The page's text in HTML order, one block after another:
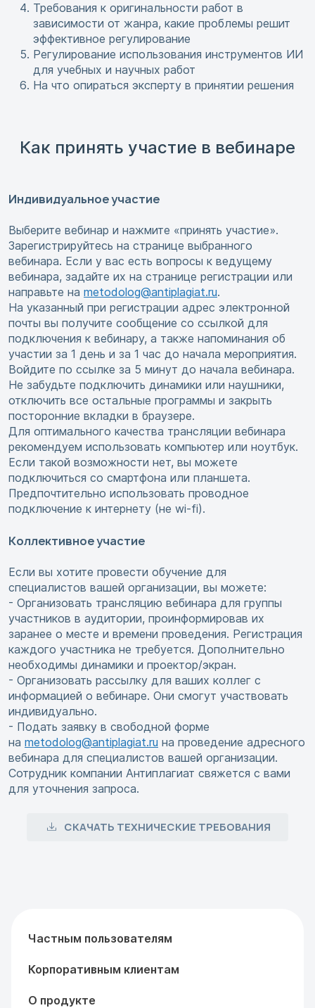
Требования к оригинальности работ в
зависимости от жанра, какие проблемы решит
эффективное регулирование
Регулирование использования инструментов ИИ
для учебных и научных работ
На что опираться эксперту в принятии решения
Как принять участие в вебинаре
Индивидуальное участие
Выберите вебинар и нажмите «принять участие».
Зарегистрируйтесь на странице выбранного
вебинара. Если у вас есть вопросы к ведущему
вебинара, задайте их на странице регистрации или
направьте на metodolog@antiplagiat.ru.
На указанный при регистрации адрес электронной
почты вы получите сообщение со ссылкой для
подключения к вебинару, а также напоминания об
участии за 1 день и за 1 час до начала мероприятия.
Войдите по ссылке за 5 минут до начала вебинара.
Не забудьте подключить динамики или наушники,
отключить все остальные программы и закрыть
посторонние вкладки в браузере.
Для оптимального качества трансляции вебинара
рекомендуем использовать компьютер или ноутбук.
Если такой возможности нет, вы можете
подключиться со смартфона или планшета.
Предпочтительно использовать проводное
подключение к интернету (не wi-fi).
Коллективное участие
Если вы хотите провести обучение для
специалистов вашей организации, вы можете:
- Организовать трансляцию вебинара для группы
участников в аудитории, проинформировав их
заранее о месте и времени проведения. Регистрация
каждого участника не требуется. Дополнительно
необходимы динамики и проектор/экран.
- Организовать рассылку для ваших коллег с
информацией о вебинаре. Они смогут участвовать
индивидуально.
- Подать заявку в свободной форме
на metodolog@antiplagiat.ru на проведение адресного
вебинара для специалистов вашей организации.
Сотрудник компании Антиплагиат свяжется с вами
для уточнения запроса.
СКАЧАТЬ ТЕХНИЧЕСКИЕ ТРЕБОВАНИЯ
Частным пользователям
Корпоративным клиентам
О продукте